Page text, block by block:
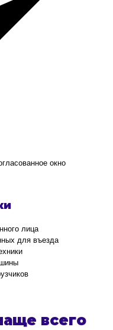
окно
лица
для въезда
всего